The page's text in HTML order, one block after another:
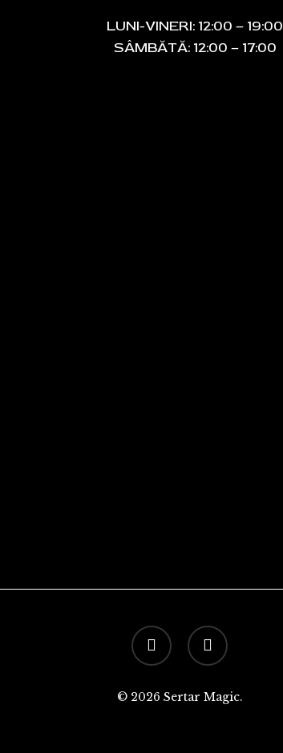
LUNI-VINERI: 12:00 – 19:00
SÂMBĂTĂ: 12:00 – 17:00
facebook instagram
© 2026 Sertar Magic.